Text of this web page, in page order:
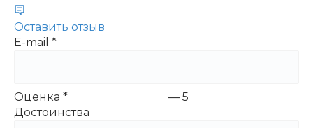
Оставить отзыв
E-mail *
Оценка * — 5
Достоинства